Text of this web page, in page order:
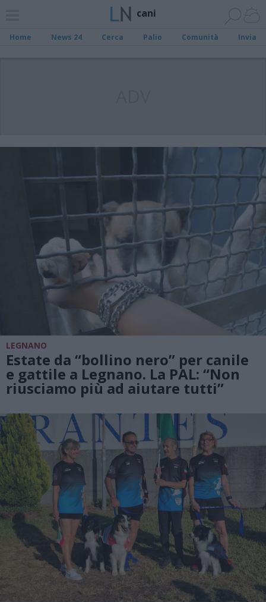
cani
Home News 24 Cerca Palio Comunità Invia
LEGNANO
Estate da “bollino nero” per canile
e gattile a Legnano. La PAL: “Non
riusciamo più ad aiutare tutti”